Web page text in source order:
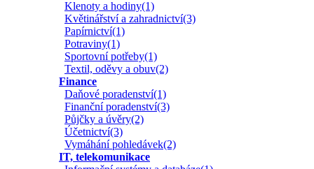
Klenoty a hodiny(1)
Květinářství a zahradnictví(3)
Papírnictví(1)
Potraviny(1)
Sportovní potřeby(1)
Textil, oděvy a obuv(2)
Finance
Daňové poradenství(1)
Finanční poradenství(3)
Půjčky a úvěry(2)
Účetnictví(3)
Vymáhání pohledávek(2)
IT, telekomunikace